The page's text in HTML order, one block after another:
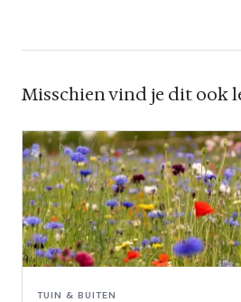
Misschien vind je dit ook
TUIN & BUITEN